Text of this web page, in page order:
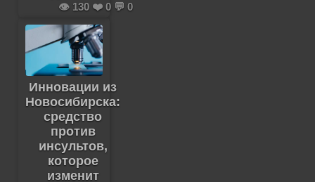
👁️ 130 ❤️ 0 💬 0
Инновации из
Новосибирска:
средство
против
инсультов,
которое
изменит